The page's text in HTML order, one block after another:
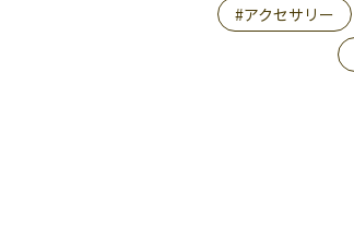
#アクセサリー